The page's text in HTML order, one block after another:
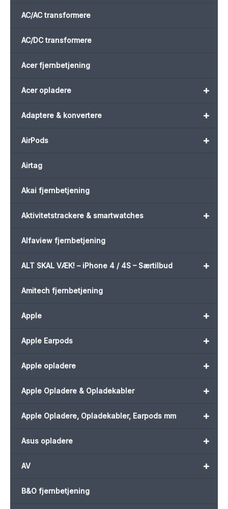
AC/AC transformere
AC/DC transformere
Acer fjernbetjening
+
Acer opladere
+
Adaptere & konvertere
+
AirPods
Airtag
Akai fjernbetjening
+
Aktivitetstrackere & smartwatches
Alfaview fjernbetjening
+
ALT SKAL VÆK! – iPhone 4 / 4S – Særtilbud
Amitech fjernbetjening
+
Apple
+
Apple Earpods
+
Apple opladere
+
Apple Opladere & Opladekabler
+
Apple Opladere, Opladekabler, Earpods mm
+
Asus opladere
+
AV
B&O fjernbetjening